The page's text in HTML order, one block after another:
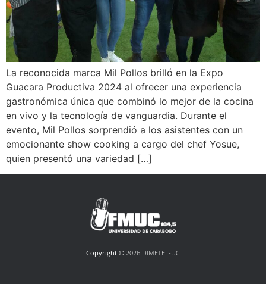
La reconocida marca Mil Pollos brilló en la Expo
Guacara Productiva 2024 al ofrecer una experiencia
gastronómica única que combinó lo mejor de la cocina
en vivo y la tecnología de vanguardia. Durante el
evento, Mil Pollos sorprendió a los asistentes con un
emocionante show cooking a cargo del chef Yosue,
quien presentó una variedad […]
Copyright © 2026 DIMETEL-UC